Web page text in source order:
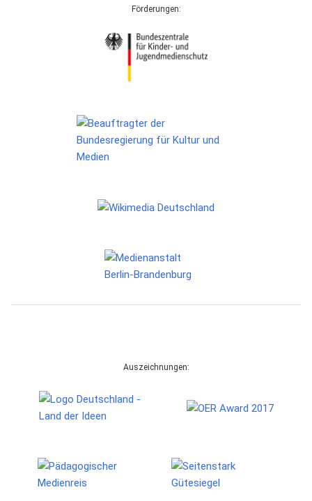
Förderungen:
Auszeichnungen: